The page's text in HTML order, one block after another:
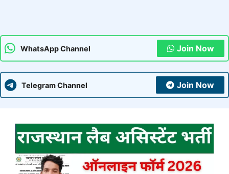
WhatsApp Channel Join Now
Telegram Channel Join Now